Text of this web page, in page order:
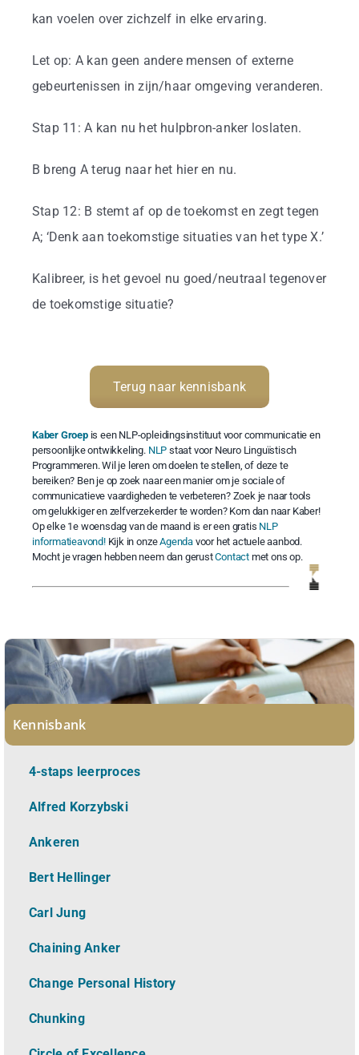
kan voelen over zichzelf in elke ervaring.
Let op: A kan geen andere mensen of externe
gebeurtenissen in zijn/haar omgeving veranderen.
Stap 11: A kan nu het hulpbron-anker loslaten.
B breng A terug naar het hier en nu.
Stap 12: B stemt af op de toekomst en zegt tegen
A; ‘Denk aan toekomstige situaties van het type X.’
Kalibreer, is het gevoel nu goed/neutraal tegenover
de toekomstige situatie?
Terug naar kennisbank
Kaber Groepis een NLP-opleidingsinstituut voor communicatie en
persoonlijke ontwikkeling. NLP staat voor Neuro Linguïstisch
Programmeren. Wil je leren om doelen te stellen, of deze te
bereiken? Ben je op zoek naar een manier om je sociale of
communicatieve vaardigheden te verbeteren? Zoek je naar tools
om gelukkiger en zelfverzekerder te worden? Kom dan naar Kaber!
Op elke 1e woensdag van de maand is er een gratis NLP
informatieavond!Kijk in onzeAgendavoor het actuele aanbod.
Mocht je vragen hebben neem dan gerustContact met ons op.
Kennisbank
4-staps leerproces
Alfred Korzybski
Ankeren
Bert Hellinger
Carl Jung
Chaining Anker
Change Personal History
Chunking